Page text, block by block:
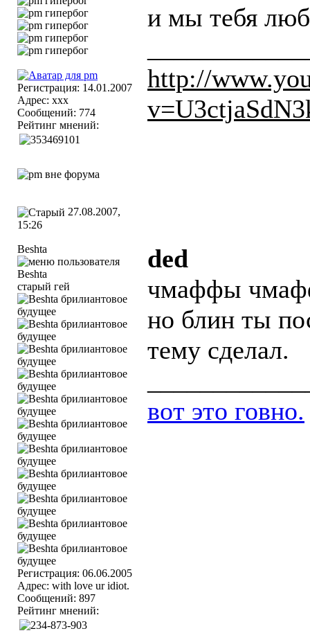
Регистрация: 14.01.2007
Адрес: ххх
Сообщений: 774
Рейтинг мнений:
и мы тебя
http://
27.08.2007,
15:26
Beshta
старый гей
Регистрация: 06.06.2005
Адрес: with love ur idiot.
Сообщений: 897
Рейтинг мнений:
ded
чмаффы
но блин ты
тему сделал.
вот это говно.